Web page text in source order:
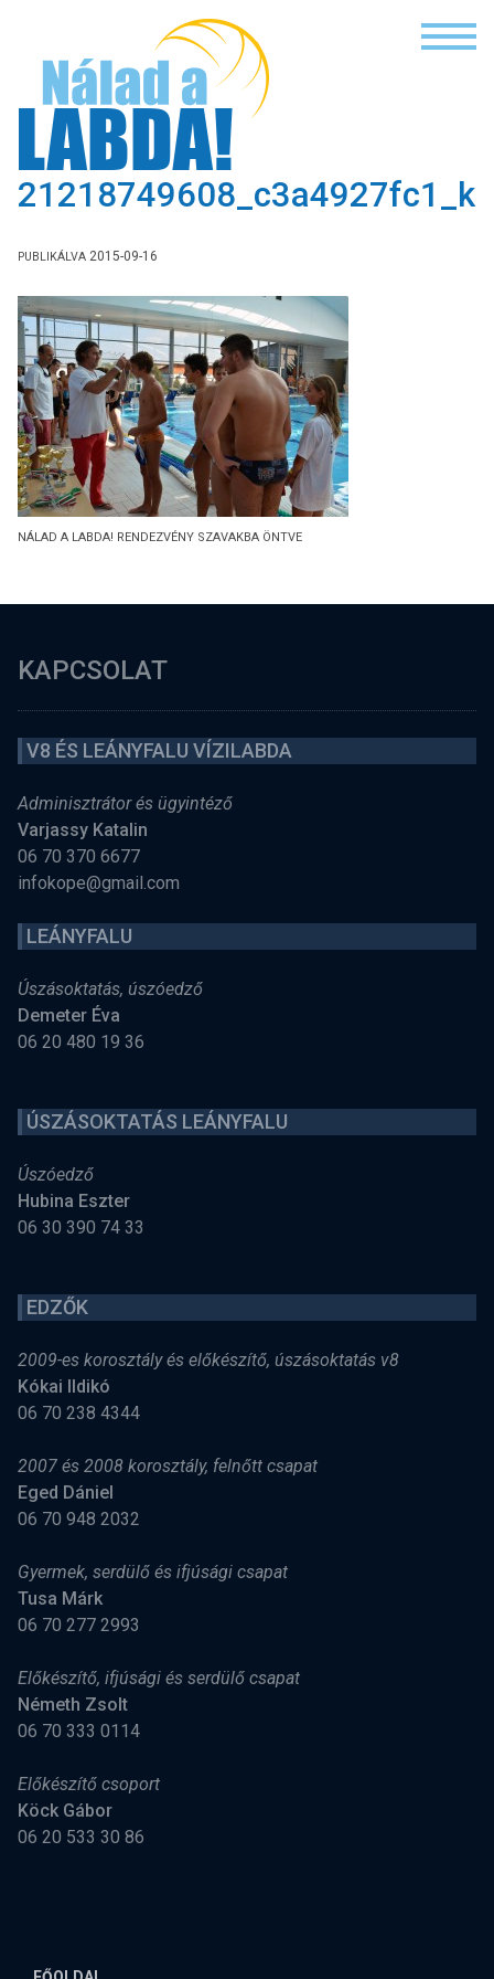
NÁLAD A
21218749608_c3a4927fc1_k
2015-09-16
NÁLAD A LABDA! RENDEZVÉNY SZAVAKBA ÖNTVE
KAPCSOLAT
V8 ÉS LEÁNYFALU VÍZILABDA
Adminisztrátor és ügyintéző
Varjassy Katalin
06 70 370 6677
infokope@gmail.com
LEÁNYFALU
Úszásoktatás, úszóedző
Demeter Éva
06 20 480 19 36
ÚSZÁSOKTATÁS LEÁNYFALU
Úszóedző
Hubina Eszter
06 30 390 74 33
EDZŐK
2009-es korosztály és előkészítő, úszásoktatás v8
Kókai Ildikó
06 70 238 4344
2007 és 2008 korosztály, felnőtt csapat
Eged Dániel
06 70 948 2032
Gyermek, serdülő és ifjúsági csapat
Tusa Márk
06 70 277 2993
Előkészítő, ifjúsági és serdülő csapat
Németh Zsolt
06 70 333 0114
Előkészítő csoport
Köck Gábor
06 20 533 30 86